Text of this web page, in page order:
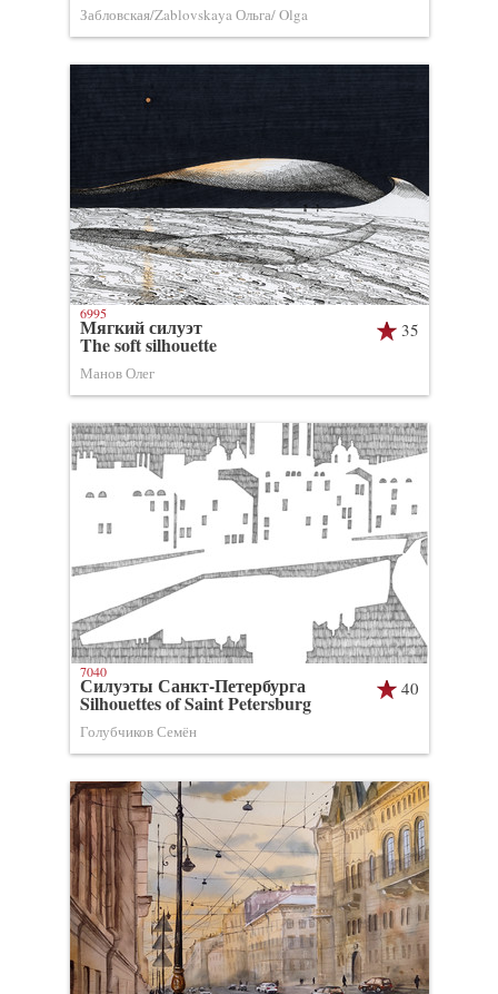
Забловская/Zablovskaya Ольга/ Olga
35
Мягкий силуэт
The soft silhouette
Манов Олег
6995
40
Силуэты Санкт-Петербурга
Silhouettes of Saint Petersburg
Голубчиков Семён
7040